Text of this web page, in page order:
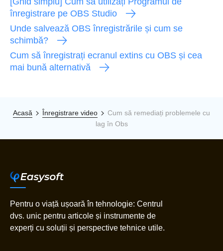
înregistrare pe OBS Studio
Unde salvează OBS înregistrările și cum se
schimbă?
Cum să înregistrați ecranul extins cu OBS și cea
mai bună alternativă
Acasă Înregistrare video
Cum să remediați problemele cu
lag în Obs
Pentru o viață ușoară în tehnologie: Centrul
dvs. unic pentru articole și instrumente de
experți cu soluții și perspective tehnice utile.